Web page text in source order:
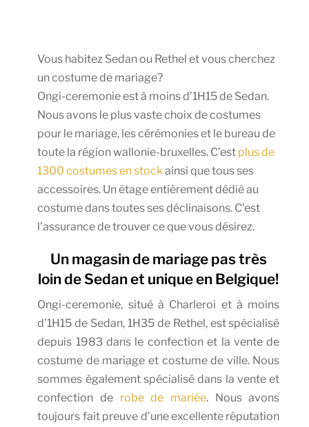
Vous habitez Sedan ou Rethel et vous cherchez
un costume de mariage?
Ongi-ceremonie est à moins d’1H15 de Sedan.
Nous avons le plus vaste choix de costumes
pour le mariage, les cérémonies et le bureau de
toute la région wallonie-bruxelles. C’est plus de
1300 costumes en stockainsi que tous ses
accessoires. Un étage entièrement dédié au
costume dans toutes ses déclinaisons. C’est
l’assurance de trouver ce que vous désirez.
Un magasin de mariage pas très
loin de Sedan et unique en Belgique!
Ongi-ceremonie, situé à Charleroi et à moins
d’1H15 de Sedan, 1H35 de Rethel, est spécialisé
depuis 1983 dans le confection et la vente de
costume de mariage et costume de ville. Nous
sommes également spécialisé dans la vente et
confection de robe de mariée. Nous avons
toujours fait preuve d’une excellente réputation